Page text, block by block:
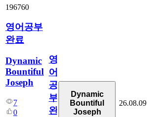
196760
영어공부
완료
Dynamic
Bountiful
Joseph
7
0
영
어
공
부
완
Dynamic
Bountiful
Joseph
26.08.09